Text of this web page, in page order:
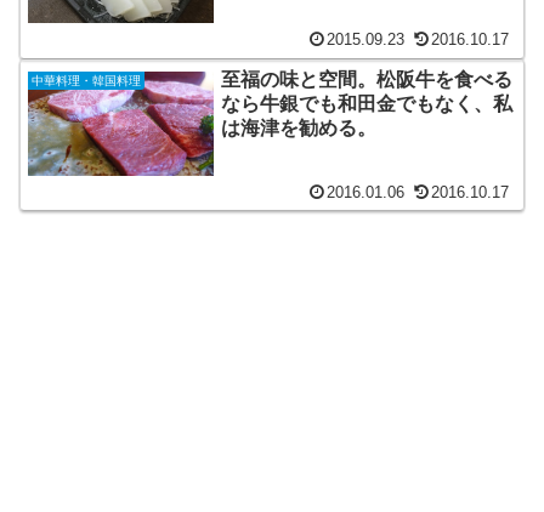
2015.09.23 2016.10.17
中華料理・韓国料理
至福の味と空間。松阪牛を食べる
なら牛銀でも和田金でもなく、私
は海津を勧める。
2016.01.06 2016.10.17